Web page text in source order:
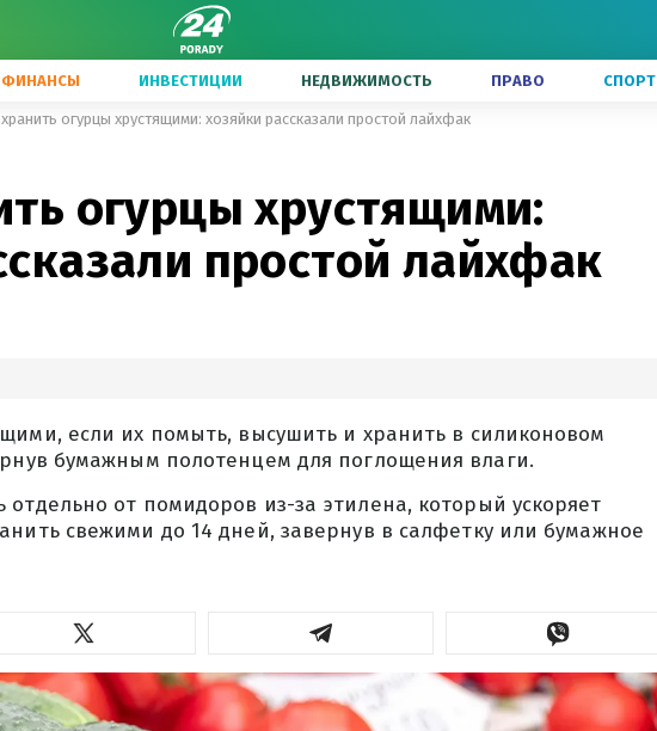
ФИНАНСЫ ИНВЕСТИЦИИ НЕДВИЖИМОСТЬ ПРАВО СПОРТ
огурцы хрустящими: хозяйки рассказали простой лайхфак
огурцы хрустящими:
простой лайхфак
если их помыть, высушить и хранить в силиконовом
бумажным полотенцем для поглощения влаги.
отдельно от помидоров из-за этилена, который ускоряет
свежими до 14 дней, завернув в салфетку или бумажное